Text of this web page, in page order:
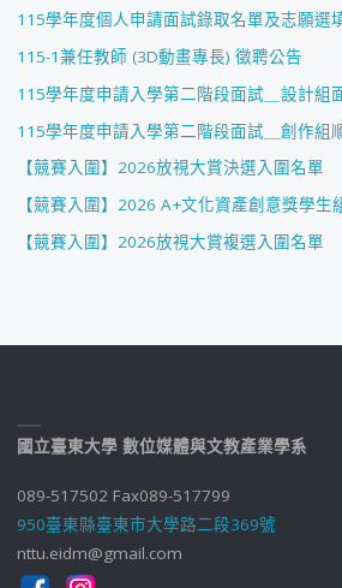
115學年度個人申請面試錄取名單及志願選
115-1兼任教師 (3D動畫專長) 徵聘公告
115學年度申請入學第二階段面試＿設計組
115學年度申請入學第二階段面試＿創作組
【競賽入圍】2026放視大賞決選入圍名單
【競賽入圍】2026 A+文化資產創意獎學生
【競賽入圍】2026放視大賞複選入圍名單
國立臺東大學 數位媒體與文教產業學系
089-517502 Fax089-517799
950臺東縣臺東市大學路二段369號
nttu.eidm@gmail.com